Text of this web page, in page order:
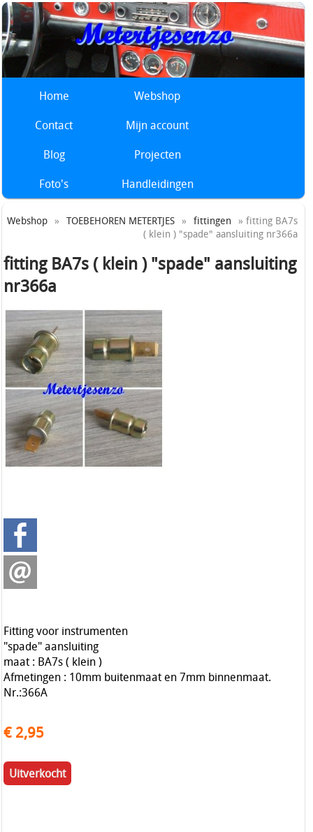
Home
Webshop
Contact
Mijn account
Blog
Projecten
Foto's
Handleidingen
Webshop » TOEBEHOREN METERTJES » fittingen » fitting BA7s
( klein ) "spade" aansluiting nr366a
fitting BA7s ( klein ) "spade" aansluiting
nr366a
Fitting voor instrumenten
"spade" aansluiting
maat : BA7s ( klein )
Afmetingen : 10mm buitenmaat en 7mm binnenmaat.
Nr.:366A
€ 2,95
Uitverkocht